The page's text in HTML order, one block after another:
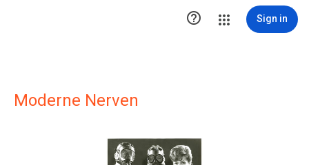
 Sign in
Moderne Nerven